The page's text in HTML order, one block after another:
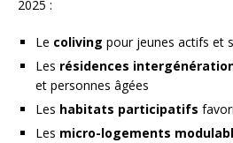
2025 :
Le coliving pour jeunes actifs et
Les résidences
et personnes âgées
Les habitats participatifs
Les micro-logements